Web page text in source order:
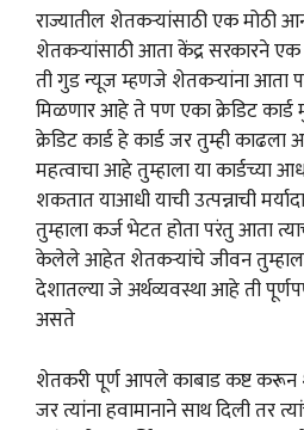
राज्यातील शेतकऱ्यांसाठी एक मोठी
शेतकऱ्यांसाठी आता केंद्र सरकारने
ती गुड न्यूज म्हणजे शेतकऱ्यांना आता
मिळणार आहे ते पण एका क्रेडिट
क्रेडिट कार्ड हे कार्ड जर तुम्ही
महत्वाचा आहे तुम्हाला या कार्डच्या
शकतात याआधी याची उत्पन्नाची
तुम्हाला कर्ज भेटत होता परंतु आता
केलेले आहेत शेतकऱ्यांचे जीवन
देशातल्या जे अर्थव्यवस्था आहे ती
असते
शेतकरी पूर्ण आपले काबाड कष्ट करून
जर त्यांना हवामानाने साथ दिली तर